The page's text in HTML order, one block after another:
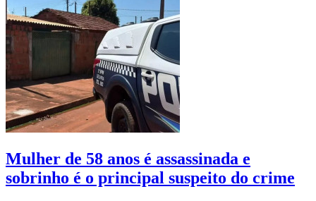
Mulher de 58 anos é assassinada e
sobrinho é o principal suspeito do crime